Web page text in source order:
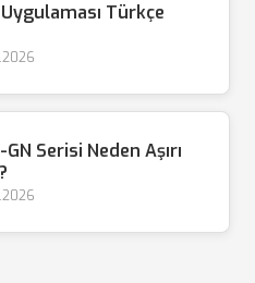
Türkçe
Serisi Neden Aşırı